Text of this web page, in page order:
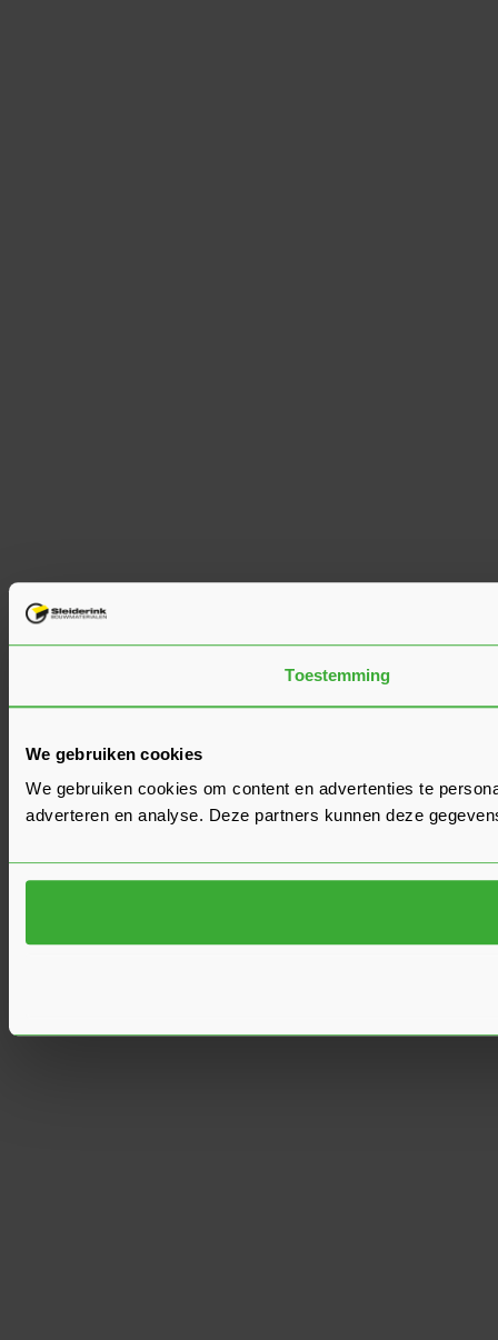
Toestemming
We gebruiken cookies
We gebruiken cookies om content en advertenties te
adverteren en analyse. Deze partners kunnen deze